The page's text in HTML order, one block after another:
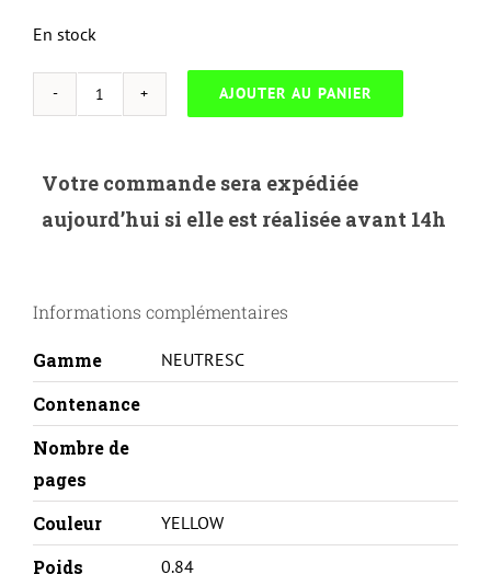
En stock
quantité
B.135Y-
BROTHERHL4040-
REMA
AJOUTER AU PANIER
Votre commande sera expédiée
aujourd’hui si elle est réalisée avant 14h
Informations complémentaires
Gamme NEUTRESC
Contenance
Nombre de
pages
Couleur
YELLOW
Poids 0.84